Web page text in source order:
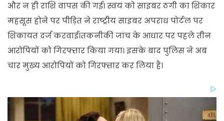
और न ही राशि वापस की गई। स्वयं को साइबर ठगी का शिकार
महसूस होने पर पीड़ित ने राष्ट्रीय साइबर अपराध पोर्टल पर
शिकायत दर्ज करवाई।तकनीकी जांच के आधार पर पहले तीन
आरोपियों को गिरफ्तार किया गया। इसके बाद पुलिस ने अब
चार मुख्य आरोपियों को गिरफ्तार कर लिया है।